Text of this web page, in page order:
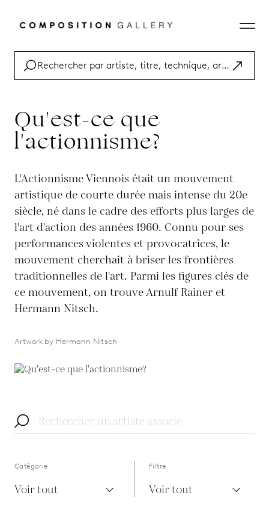
Qu'est-ce que
l'actionnisme?
L'Actionnisme Viennois était un mouvement
artistique de courte durée mais intense du 20e
siècle, né dans le cadre des efforts plus larges de
l'art d'action des années 1960. Connu pour ses
performances violentes et provocatrices, le
mouvement cherchait à briser les frontières
traditionnelles de l'art. Parmi les figures clés de
ce mouvement, on trouve Arnulf Rainer et
Hermann Nitsch.
Artwork by Hermann Nitsch
Catégorie
Voir tout
Filtre
Voir tout